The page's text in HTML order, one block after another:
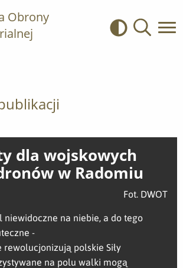
Obrony
Kontrast
dla wojskowych
w Radomiu
Fot. DWOT
niewidoczne na niebie, a do tego
-
rewolucjonizują polskie Siły
na polu walki mogą